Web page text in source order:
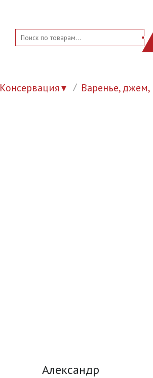
Консервация▼ Варенье,
Александр